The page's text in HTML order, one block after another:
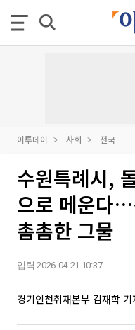
이투데이 사회 전국
수원특례시,
으로 메운다…
촘촘한 그물
입력 2026-04-21 10:37
경기인천취재본부 김재학 기